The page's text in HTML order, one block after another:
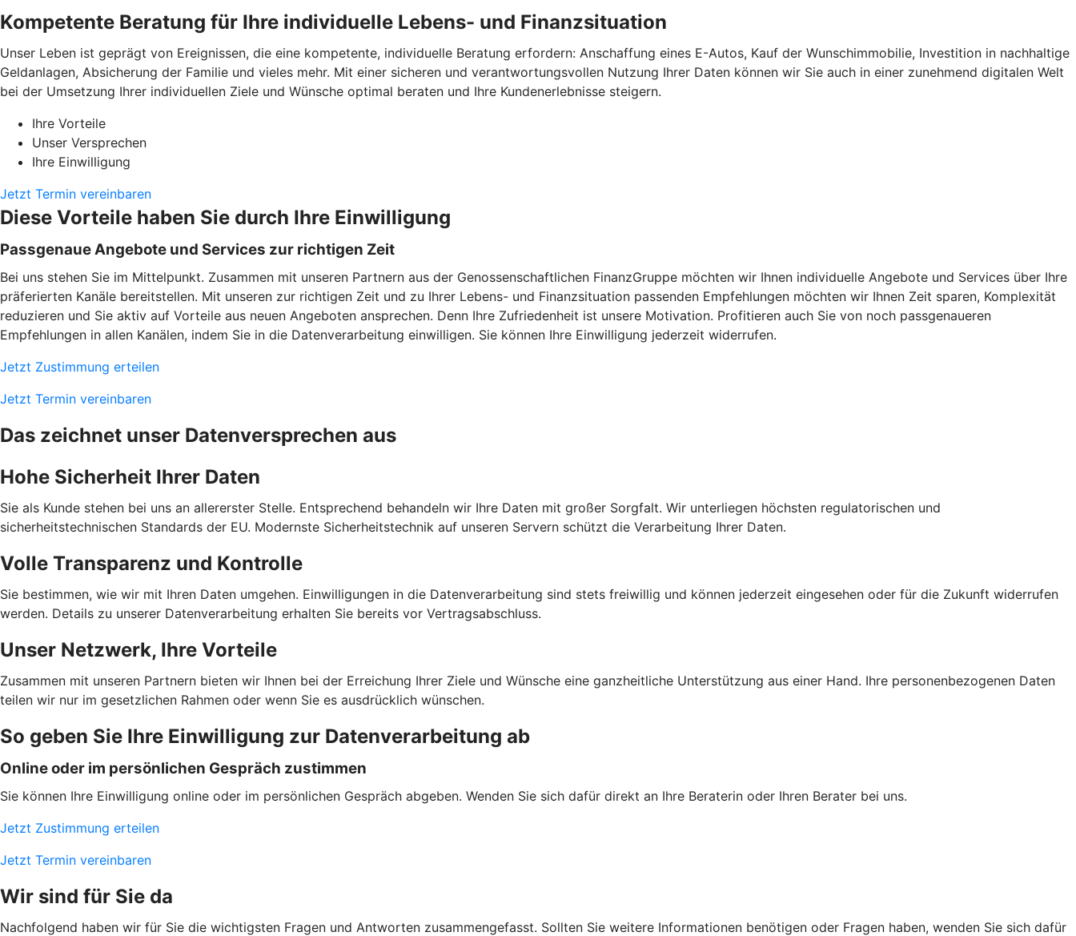
Kompetente Beratung für Ihre individuelle Lebens- und Finanzsituation
Unser Leben ist geprägt von Ereignissen, die eine kompetente, individuelle Beratung erfordern: Anschaffung eines E-Autos, Kauf der Wunschimmobilie, Investition in nachhaltige
Geldanlagen, Absicherung der Familie und vieles mehr. Mit einer sicheren und verantwortungsvollen Nutzung Ihrer Daten können wir Sie auch in einer zunehmend digitalen Welt
bei der Umsetzung Ihrer individuellen Ziele und Wünsche optimal beraten und Ihre Kundenerlebnisse steigern.
Ihre Vorteile
Unser Versprechen
Ihre Einwilligung
Jetzt Termin vereinbaren
Diese Vorteile haben Sie durch Ihre Einwilligung
Passgenaue Angebote und Services zur richtigen Zeit
Bei uns stehen Sie im Mittelpunkt. Zusammen mit unseren Partnern aus der Genossenschaftlichen FinanzGruppe möchten wir Ihnen individuelle Angebote und Services über Ihre
präferierten Kanäle bereitstellen. Mit unseren zur richtigen Zeit und zu Ihrer Lebens- und Finanzsituation passenden Empfehlungen möchten wir Ihnen Zeit sparen, Komplexität
reduzieren und Sie aktiv auf Vorteile aus neuen Angeboten ansprechen. Denn Ihre Zufriedenheit ist unsere Motivation. Profitieren auch Sie von noch passgenaueren
Empfehlungen in allen Kanälen, indem Sie in die Datenverarbeitung einwilligen. Sie können Ihre Einwilligung jederzeit widerrufen.
Jetzt Zustimmung erteilen
Jetzt Termin vereinbaren
Das zeichnet unser Datenversprechen aus
Hohe Sicherheit Ihrer Daten
Sie als Kunde stehen bei uns an allererster Stelle. Entsprechend behandeln wir Ihre Daten mit großer Sorgfalt. Wir unterliegen höchsten regulatorischen und
sicherheitstechnischen Standards der EU. Modernste Sicherheitstechnik auf unseren Servern schützt die Verarbeitung Ihrer Daten.
Volle Transparenz und Kontrolle
Sie bestimmen, wie wir mit Ihren Daten umgehen. Einwilligungen in die Datenverarbeitung sind stets freiwillig und können jederzeit eingesehen oder für die Zukunft widerrufen
werden. Details zu unserer Datenverarbeitung erhalten Sie bereits vor Vertragsabschluss.
Unser Netzwerk, Ihre Vorteile
Zusammen mit unseren Partnern bieten wir Ihnen bei der Erreichung Ihrer Ziele und Wünsche eine ganzheitliche Unterstützung aus einer Hand. Ihre personenbezogenen Daten
teilen wir nur im gesetzlichen Rahmen oder wenn Sie es ausdrücklich wünschen.
So geben Sie Ihre Einwilligung zur Datenverarbeitung ab
Online oder im persönlichen Gespräch zustimmen
Sie können Ihre Einwilligung online oder im persönlichen Gespräch abgeben. Wenden Sie sich dafür direkt an Ihre Beraterin oder Ihren Berater bei uns.
Jetzt Zustimmung erteilen
Jetzt Termin vereinbaren
Wir sind für Sie da
Nachfolgend haben wir für Sie die wichtigsten Fragen und Antworten zusammengefasst. Sollten Sie weitere Informationen benötigen oder Fragen haben, wenden Sie sich dafür